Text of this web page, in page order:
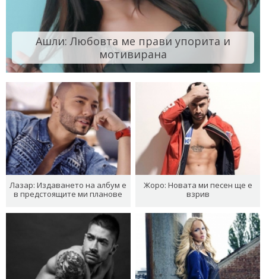
Ашли: Любовта ме прави упорита и
мотивирана
Лазар: Издаването на албум е
в предстоящите ми планове
Жоро: Новата ми песен ще е
взрив